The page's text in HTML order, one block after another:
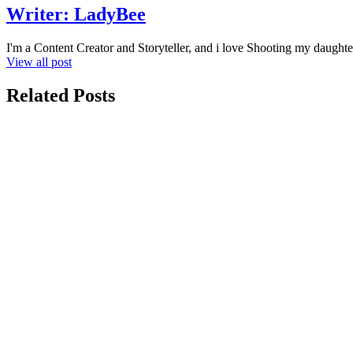
Writer: LadyBee
I'm a Content Creator and Storyteller, and i love Shooting my
View all post
Related Posts